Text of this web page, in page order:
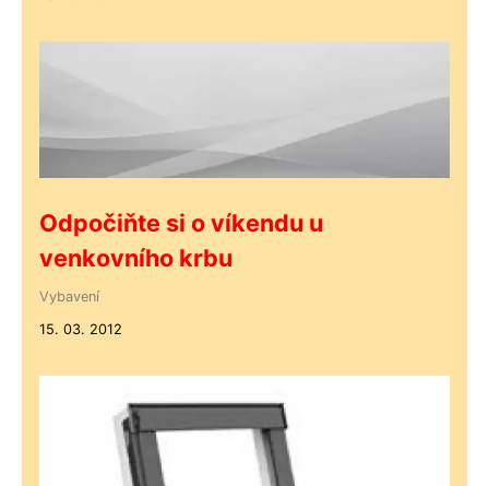
Odpočiňte si o víkendu u
venkovního krbu
Vybavení
15. 03. 2012